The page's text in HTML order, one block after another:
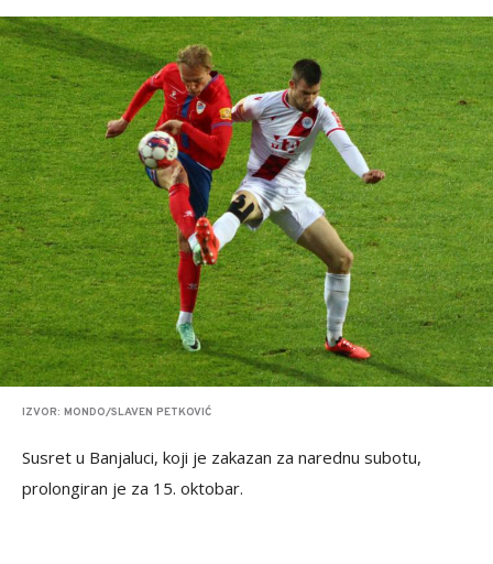
IZVOR: MONDO/SLAVEN PETKOVIĆ
Susret u Banjaluci, koji je zakazan za narednu subotu,
prolongiran je za 15. oktobar.